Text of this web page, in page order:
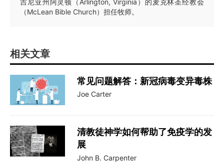
（McLean Bible Church）担任牧师。
相关文章
常见问题解答：新冠病毒变异毒株
Joe Carter
清教徒神学如何帮助了免疫学的发
展
John B. Carpenter